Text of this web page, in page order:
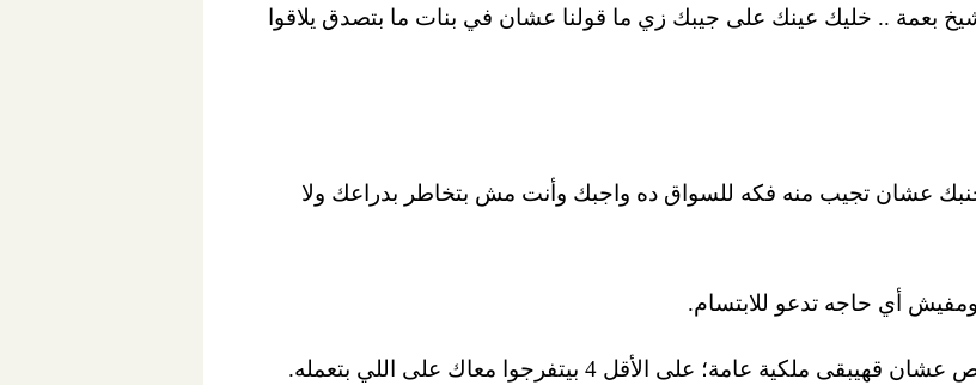
بعمة .. خليك عينك على جيبك زي ما قولنا عشان في بنات ما بتصدق يلاقوا
جنبك عشان تجيب منه فكه للسواق ده واجبك وأنت مش بتخاطر بدراعك ولا